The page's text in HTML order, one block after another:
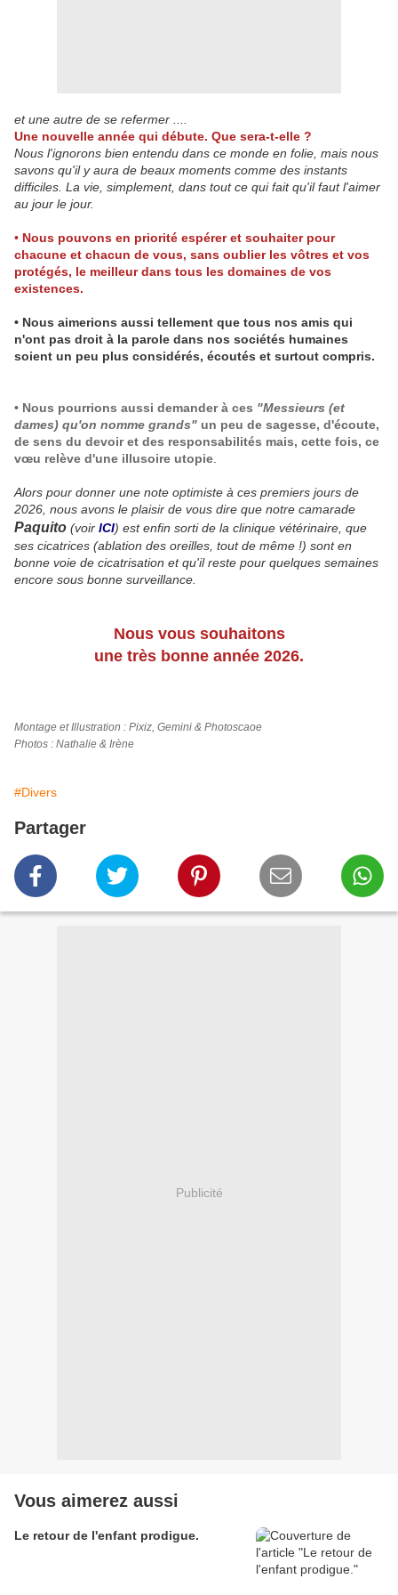
et une autre de se refermer ....
Une nouvelle année qui débute. Que sera-t-elle ?
Nous l'ignorons bien entendu dans ce monde en folie, mais nous
savons qu'il y aura de beaux moments comme des instants
difficiles. La vie, simplement, dans tout ce qui fait qu'il faut l'aimer
au jour le jour.
• Nous pouvons en priorité espérer et souhaiter pour
chacune et chacun de vous, sans oublier les vôtres et vos
protégés, le meilleur dans tous les domaines de vos
existences.
• Nous aimerions aussi tellement que tous nos amis qui
n'ont pas droit à la parole dans nos sociétés humaines
soient un peu plus considérés, écoutés et surtout compris.
• Nous pourrions aussi demander à ces "Messieurs (et
dames) qu'on nomme grands" un peu de sagesse, d'écoute,
de sens du devoir et des responsabilités mais, cette fois, ce
vœu relève d'une illusoire utopie
Alors pour donner une note optimiste à ces premiers jours de
2026, nous avons le plaisir de vous dire que notre camarade
Paquito (voir ICI) est enfin sorti de la clinique vétérinaire, que
ses cicatrices (ablation des oreilles, tout de même !) sont en
bonne voie de cicatrisation et qu'il reste pour quelques semaines
encore sous bonne surveillance.
Nous vous souhaitons
une très bonne année 2026.
Montage et Illustration : Pixiz, Gemini & Photoscaoe
Photos : Nathalie & Irène
#Divers
Partager
Publicité
Vous aimerez aussi
Le retour de l'enfant prodigue.